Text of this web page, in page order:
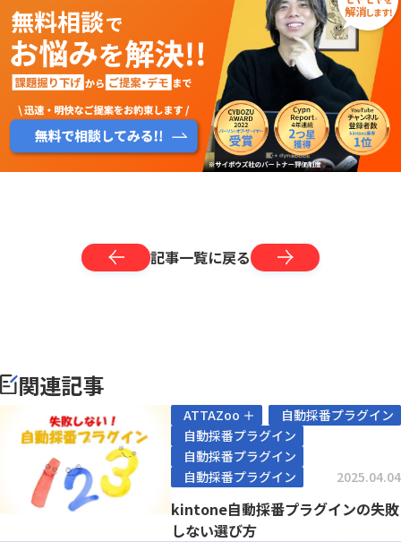
記事一覧に戻る
関連記事
ATTAZoo ＋
自動採番プラグイン
自動採番プラグイン
自動採番プラグイン
自動採番プラグイン
2025.04.04
kintone自動採番プラグインの失敗
しない選び方